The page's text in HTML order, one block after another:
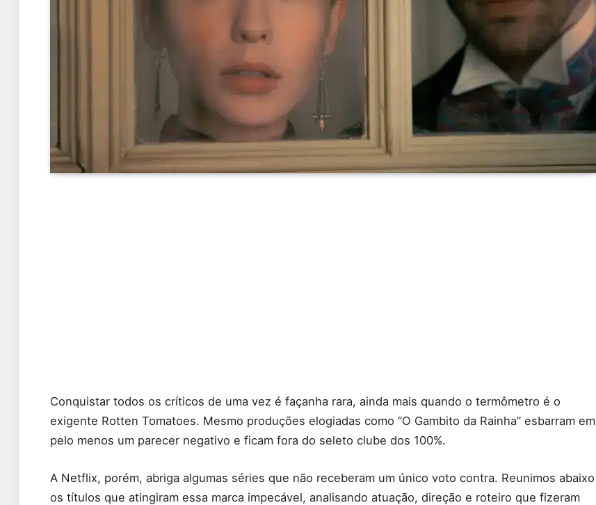
Conquistar todos os críticos de uma vez é façanha rara, ainda mais quando o termômetro é o
exigente Rotten Tomatoes. Mesmo produções elogiadas como “O Gambito da Rainha” esbarram em
pelo menos um parecer negativo e ficam fora do seleto clube dos 100%.
A Netflix, porém, abriga algumas séries que não receberam um único voto contra. Reunimos abaixo
os títulos que atingiram essa marca impecável, analisando atuação, direção e roteiro que fizeram